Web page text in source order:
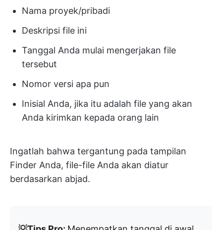
Nama proyek/pribadi
Deskripsi file ini
Tanggal Anda mulai mengerjakan file
tersebut
Nomor versi apa pun
Inisial Anda, jika itu adalah file yang akan
Anda kirimkan kepada orang lain
Ingatlah bahwa tergantung pada tampilan
Finder Anda, file-file Anda akan diatur
berdasarkan abjad.